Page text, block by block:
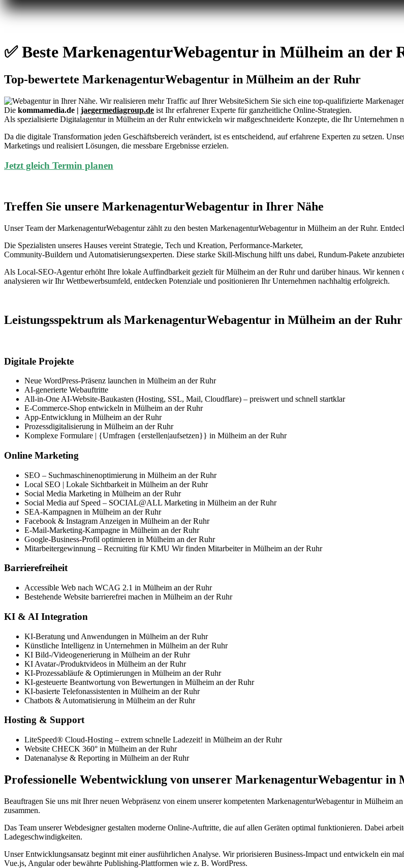
✅ Beste MarkenagenturWebagentur in Mülheim an der
Top-bewertete MarkenagenturWebagentur in Mülheim an der Ruhr
Sichern Sie sich eine top-qualifizierte
Die kommamedia.de | jaegermediagroup.de ist Ihr erfahrener Experte für ganzheitliche Online-Strategien.
Als spezialisierte Digitalagentur in Mülheim an der Ruhr entwickeln wir maßgeschneiderte Konzepte, die Ihr Unternehmen
Da die digitale Transformation jeden Geschäftsbereich verändert, ist es entscheidend, auf erfahrene Experten zu setzen.
Marketings und realisiert Lösungen, die messbare Ergebnisse erzielen.
Jetzt gleich Termin planen
Treffen Sie unsere MarkenagenturWebagentur in Ihrer Nähe
Unser Team der MarkenagenturWebagentur zählt zu den besten MarkenagenturWebagentur in Mülheim an der Ruhr.
Die Spezialisten unseres Hauses vereint Strategie, Tech und Kreation, Performance-Marketer,
Community-Buildern und Automatisierungsexperten. Diese starke Skill-Mischung hilft uns dabei, Rundum-Pakete
Als Local-SEO-Agentur erhöht Ihre lokale Auffindbarkeit gezielt für Mülheim an der Ruhr und darüber hinaus. Wir kennen
analysieren wir Ihr Wettbewerbsumfeld, entdecken Potenziale und positionieren Ihr Unternehmen nachhaltig erfolgreich.
Leistungsspektrum als MarkenagenturWebagentur in Mülheim an der
Digitale Projekte
Neue WordPress-Präsenz launchen in Mülheim an der Ruhr
AI-generierte Webauftritte
All-in-One AI-Website-Baukasten (Hosting, SSL, Mail, Cloudflare) – preiswert und schnell startklar
E-Commerce-Shop entwickeln in Mülheim an der Ruhr
App-Entwicklung in Mülheim an der Ruhr
Prozessdigitalisierung in Mülheim an der Ruhr
Komplexe Formulare | {Umfragen {erstellen|aufsetzen}} in Mülheim an der Ruhr
Online Marketing
SEO – Suchmaschinenoptimierung in Mülheim an der Ruhr
Local SEO | Lokale Sichtbarkeit in Mülheim an der Ruhr
Social Media Marketing in Mülheim an der Ruhr
Social Media auf Speed – SOCIAL@ALL Marketing in Mülheim an der Ruhr
SEA-Kampagnen in Mülheim an der Ruhr
Facebook & Instagram Anzeigen in Mülheim an der Ruhr
E-Mail-Marketing-Kampagne in Mülheim an der Ruhr
Google-Business-Profil optimieren in Mülheim an der Ruhr
Mitarbeitergewinnung – Recruiting für KMU Wir finden Mitarbeiter in Mülheim an der Ruhr
Barrierefreiheit
Accessible Web nach WCAG 2.1 in Mülheim an der Ruhr
Bestehende Website barrierefrei machen in Mülheim an der Ruhr
KI & AI Integration
KI-Beratung und Anwendungen in Mülheim an der Ruhr
Künstliche Intelligenz in Unternehmen in Mülheim an der Ruhr
KI Bild-/Videogenerierung in Mülheim an der Ruhr
KI Avatar-/Produktvideos in Mülheim an der Ruhr
KI-Prozessabläufe & Optimierungen in Mülheim an der Ruhr
KI-gesteuerte Beantwortung von Bewertungen in Mülheim an der Ruhr
KI-basierte Telefonassistenten in Mülheim an der Ruhr
Chatbots & Automatisierung in Mülheim an der Ruhr
Hosting & Support
LiteSpeed® Cloud-Hosting – extrem schnelle Ladezeit! in Mülheim an der Ruhr
Website CHECK 360° in Mülheim an der Ruhr
Datenanalyse & Reporting in Mülheim an der Ruhr
Professionelle Webentwicklung von unserer MarkenagenturWebagentur in
Beauftragen Sie uns mit Ihrer neuen Webpräsenz von einem unserer kompetenten MarkenagenturWebagentur in
zusammen.
Das Team unserer Webdesigner gestalten moderne Online-Auftritte, die auf allen Geräten optimal funktionieren. Dabei
Ladegeschwindigkeiten.
Unser Entwicklungsansatz beginnt mit einer ausführlichen Analyse. Wir priorisieren Business-Impact und entwickeln ein
Vue.js, Angular oder bewährte Publishing-Plattformen wie z. B. WordPress.